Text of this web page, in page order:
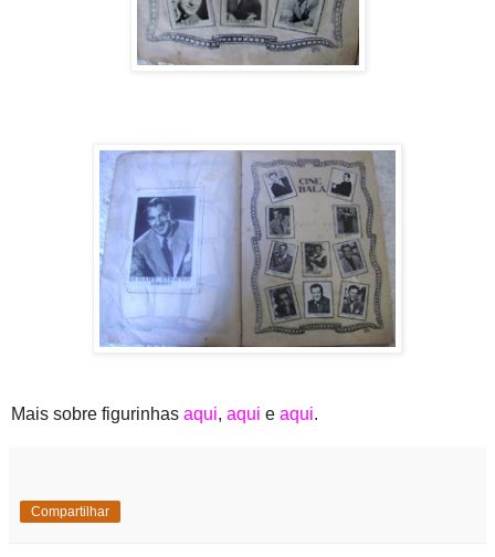
Mais sobre figurinhas aqui, aqui e aqui.
Compartilhar